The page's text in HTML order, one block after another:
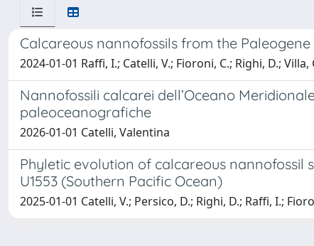
Calcareous nannofossils from the
2024-01-01 Raffi, I.; Catelli, V.; Fioroni, C.; Righi, D.; Villa,
Nannofossili calcarei dell’Oceano
paleoceanografiche
2026-01-01 Catelli, Valentina
Phyletic evolution of calcareous nannofossil
U1553 (Southern Pacific Ocean)
2025-01-01 Catelli, V.; Persico, D.; Righi, D.; Raffi, I.;